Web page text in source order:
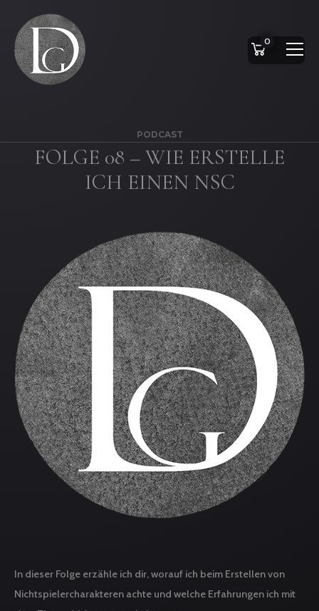
0
PODCAST
FOLGE 08 – WIE ERSTELLE
ICH EINEN NSC
In dieser Folge erzähle ich dir, worauf ich beim Erstellen von
Nichtspielercharakteren achte und welche Erfahrungen ich mit